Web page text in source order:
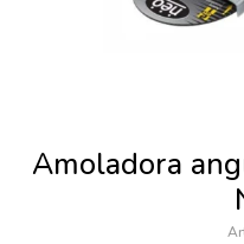
Amoladora